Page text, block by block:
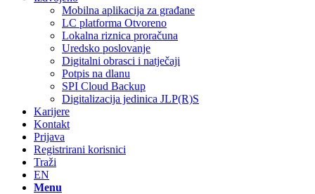
Mobilna aplikacija za građane
LC platforma Otvoreno
Lokalna riznica proračuna
Uredsko poslovanje
Digitalni obrasci i natječaji
Potpis na dlanu
SPI Cloud Backup
Digitalizacija jedinica JLP(R)S
Karijere
Kontakt
Prijava
Registrirani korisnici
Traži
EN
Menu